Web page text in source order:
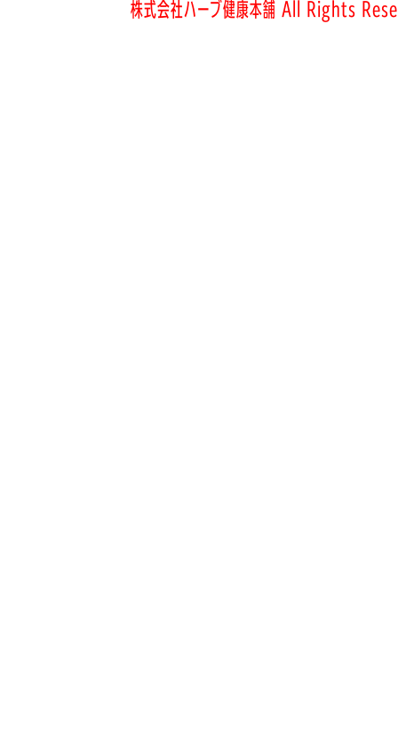
株式会社ハーブ健康本舗 All Rights